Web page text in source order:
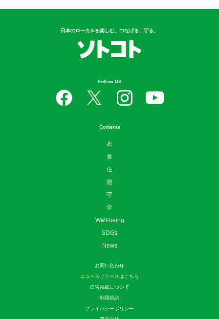
日本のローカルを楽しむ、つなげる、守る。
Follow US
Contents
衣
食
住
遊
守
学
Well-being
SDGs
News
お問い合わせ
ニュースリリースはこちら
広告掲載について
利用規約
プライバシーポリシー